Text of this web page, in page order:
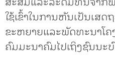
ໃຊ້ເຂົ້າໃນການຫັນເປັນເສ
ຂະຫຍາຍແລະພັດທະນາໂ
ຄົມມະນາຄົມໄປເຖິງຊົນນະ